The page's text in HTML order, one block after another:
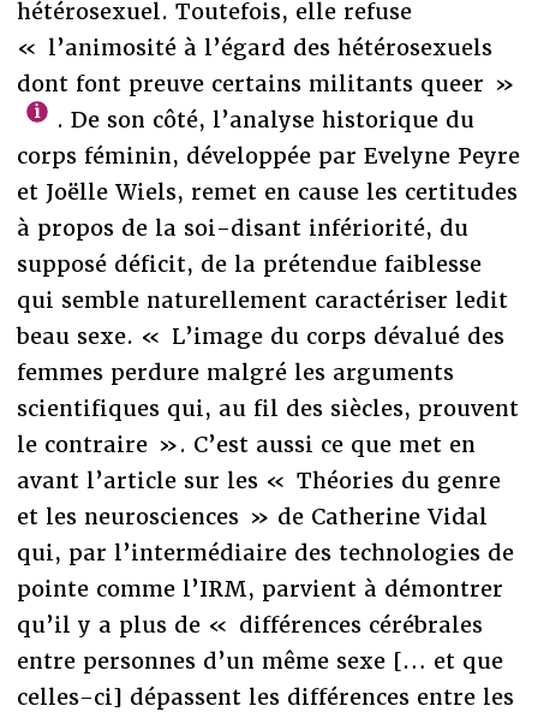
hétérosexuel. Toutefois, elle refuse
« l’animosité à l’égard des hétérosexuels
dont font preuve certains militants queer »
. De son côté, l’analyse historique du
corps féminin, développée par Evelyne Peyre
et Joëlle Wiels, remet en cause les certitudes
à propos de la soi-disant infériorité, du
supposé déficit, de la prétendue faiblesse
qui semble naturellement caractériser ledit
beau sexe. « L’image du corps dévalué des
femmes perdure malgré les arguments
scientifiques qui, au fil des siècles, prouvent
le contraire ». C’est aussi ce que met en
avant l’article sur les « Théories du genre
et les neurosciences » de Catherine Vidal
qui, par l’intermédiaire des technologies de
pointe comme l’IRM, parvient à démontrer
qu’il y a plus de « différences cérébrales
entre personnes d’un même sexe [… et que
celles-ci] dépassent les différences entre les